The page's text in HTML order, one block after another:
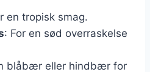
en tropisk smag.
: For en sød overraskelse
blåbær eller hindbær for